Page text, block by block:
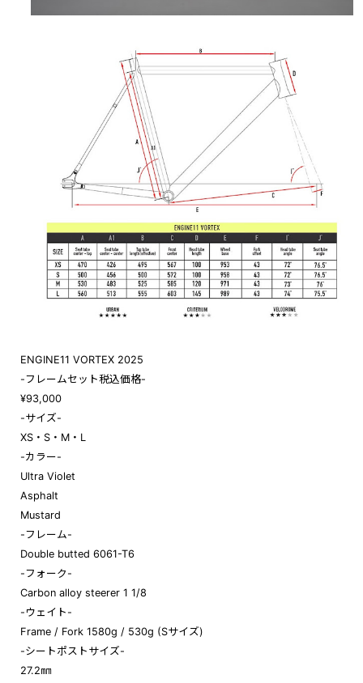
ENGINE11 VORTEX 2025
-フレームセット税込価格-
¥93,000
-サイズ-
XS・S・M・L
-カラー-
Ultra Violet
Asphalt
Mustard
-フレーム-
Double butted 6061-T6
-フォーク-
Carbon alloy steerer 1 1/8
-ウェイト-
Frame / Fork 1580g / 530g (Sサイズ)
-シートポストサイズ-
27.2㎜